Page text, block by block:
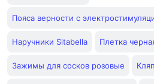
Пояса верности с
Наручники Sitabella Плетка
Зажимы для сосков розовые